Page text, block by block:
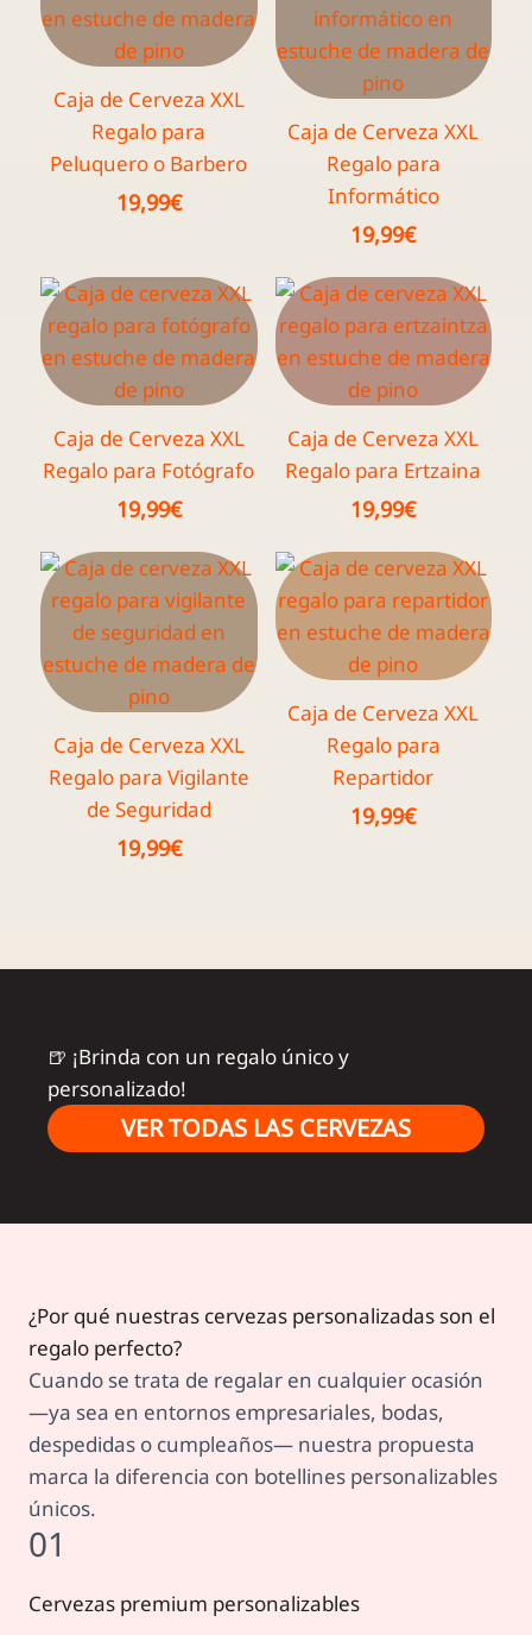
Caja de Cerveza XXL
Regalo para
Peluquero o Barbero
19,99€
Caja de Cerveza XXL
Regalo para
Informático
19,99€
Caja de Cerveza XXL
Regalo para Fotógrafo
19,99€
Caja de Cerveza XXL
Regalo para Ertzaina
19,99€
Caja de Cerveza XXL
Regalo para Vigilante
de Seguridad
19,99€
Caja de Cerveza XXL
Regalo para
Repartidor
19,99€
🍺 ¡Brinda con un regalo único y
personalizado!
VER TODAS LAS CERVEZAS
¿Por qué nuestras cervezas personalizadas son el
regalo perfecto?
Cuando se trata de regalar en cualquier ocasión
—ya sea en entornos empresariales, bodas,
despedidas o cumpleaños— nuestra propuesta
marca la diferencia con botellines personalizables
únicos.
01
Cervezas premium personalizables